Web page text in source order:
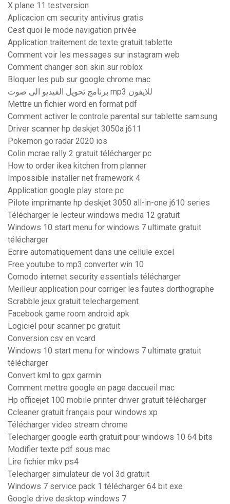
X plane 11 testversion
Aplicacion cm security antivirus gratis
Cest quoi le mode navigation privée
Application traitement de texte gratuit tablette
Comment voir les messages sur instagram web
Comment changer son skin sur roblox
Bloquer les pub sur google chrome mac
برنامج تحويل الفيديو الى صوت mp3 للايفون
Mettre un fichier word en format pdf
Comment activer le controle parental sur tablette samsung
Driver scanner hp deskjet 3050a j611
Pokemon go radar 2020 ios
Colin mcrae rally 2 gratuit télécharger pc
How to order ikea kitchen from planner
Impossible installer net framework 4
Application google play store pc
Pilote imprimante hp deskjet 3050 all-in-one j610 series
Télécharger le lecteur windows media 12 gratuit
Windows 10 start menu for windows 7 ultimate gratuit
télécharger
Ecrire automatiquement dans une cellule excel
Free youtube to mp3 converter win 10
Comodo internet security essentials télécharger
Meilleur application pour corriger les fautes dorthographe
Scrabble jeux gratuit telechargement
Facebook game room android apk
Logiciel pour scanner pc gratuit
Conversion csv en vcard
Windows 10 start menu for windows 7 ultimate gratuit
télécharger
Convert kml to gpx garmin
Comment mettre google en page daccueil mac
Hp officejet 100 mobile printer driver gratuit télécharger
Ccleaner gratuit français pour windows xp
Télécharger video stream chrome
Telecharger google earth gratuit pour windows 10 64 bits
Modifier texte pdf sous mac
Lire fichier mkv ps4
Telecharger simulateur de vol 3d gratuit
Windows 7 service pack 1 télécharger 64 bit exe
Google drive desktop windows 7